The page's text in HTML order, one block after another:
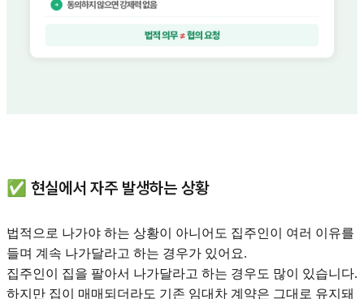
✅ 현실에서 자주 발생하는 상황
법적으로 나가야 하는 상황이 아니어도 집주인이 여러 이유를
들며 계속 나가달라고 하는 경우가 있어요.
집주인이 집을 팔아서 나가달라고 하는 경우도 많이 있습니다.
하지만 집이 매매되더라도 기존 임대차 계약은 그대로 유지돼